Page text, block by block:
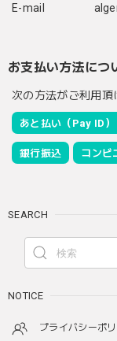
E-mail
お支払い方法につ
次の方法がご利用頂
あと払い（Pay ID）
銀行振込 コンビ
SEARCH
NOTICE
プライバシーポ